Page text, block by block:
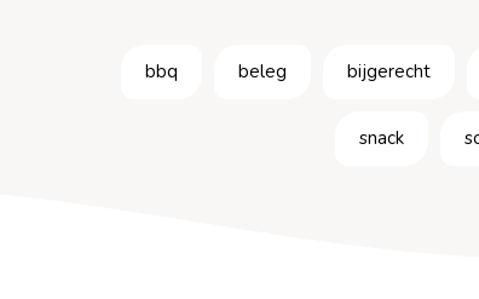
bbq beleg bijgerecht
snack